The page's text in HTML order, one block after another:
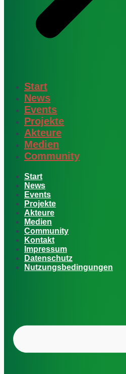
Start
News
Events
Projekte
Akteure
Medien
Community
Start
News
Events
Projekte
Akteure
Medien
Community
Kontakt
Impressum
Datenschutz
Nutzungsbedingungen